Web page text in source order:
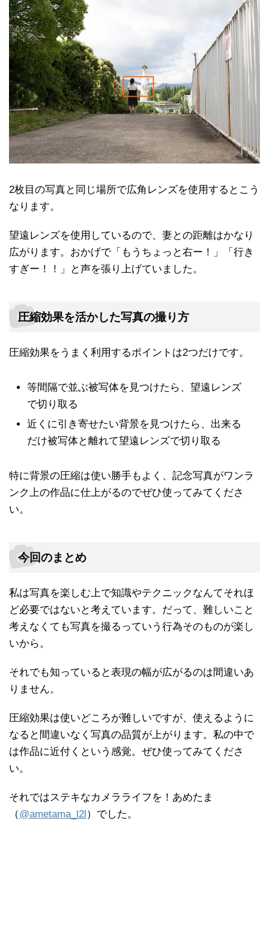
2枚目の写真と同じ場所で広角レンズを使用するとこう
なります。
望遠レンズを使用しているので、妻との距離はかなり
広がります。おかげで「もうちょっと右ー！」「行き
すぎー！！」と声を張り上げていました。
圧縮効果を活かした写真の撮り方
圧縮効果をうまく利用するポイントは2つだけです。
等間隔で並ぶ被写体を見つけたら、望遠レンズ
で切り取る
近くに引き寄せたい背景を見つけたら、出来る
だけ被写体と離れて望遠レンズで切り取る
特に背景の圧縮は使い勝手もよく、記念写真がワンラ
ンク上の作品に仕上がるのでぜひ使ってみてくださ
い。
今回のまとめ
私は写真を楽しむ上で知識やテクニックなんてそれほ
ど必要ではないと考えています。だって、難しいこと
考えなくても写真を撮るっていう行為そのものが楽し
いから。
それでも知っていると表現の幅が広がるのは間違いあ
りません。
圧縮効果は使いどころが難しいですが、使えるように
なると間違いなく写真の品質が上がります。私の中で
は作品に近付くという感覚。ぜひ使ってみてくださ
い。
それではステキなカメラライフを！あめたま
（@ametama_l2l）でした。